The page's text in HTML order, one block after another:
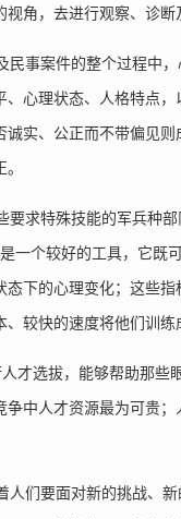
角，去进行观察、诊断
事案件的整个过程中
、心理状态、人格特点
诚实、公正而不带偏见
求特殊技能的军兵种
一个较好的工具，它既
态下的心理变化；这些
、较快的速度将他们训
才选拔，能够帮助那些
争中人才资源最为可贵
们要面对新的挑战、新